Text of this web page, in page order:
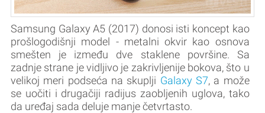
Samsung Galaxy A5 (2017) donosi isti koncept kao
prošlogodišnji model - metalni okvir kao osnova
smešten je između dve staklene površine. Sa
zadnje strane je vidljivo je zakrivljenije bokova, što u
velikoj meri podseća na skuplji Galaxy S7, a može
se uočiti i drugačiji radijus zaobljenih uglova, tako
da uređaj sada deluje manje četvrtasto.